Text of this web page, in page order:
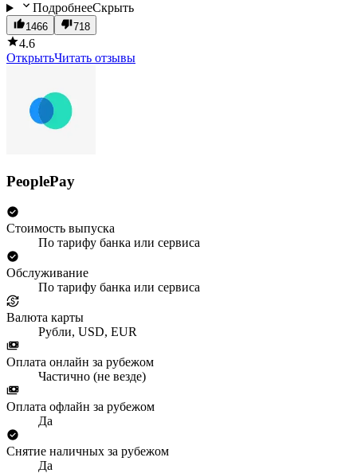
ПодробнееСкрыть
1466 718
4.6
ОткрытьЧитать отзывы
PeoplePay
Стоимость выпуска
По тарифу банка или сервиса
Обслуживание
По тарифу банка или сервиса
Валюта карты
Рубли, USD, EUR
Оплата онлайн за рубежом
Частично (не везде)
Оплата офлайн за рубежом
Да
Снятие наличных за рубежом
Да